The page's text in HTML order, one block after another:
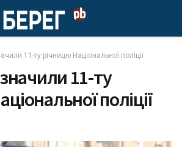
11-ту річницю Національної поліції
11-ту
поліції